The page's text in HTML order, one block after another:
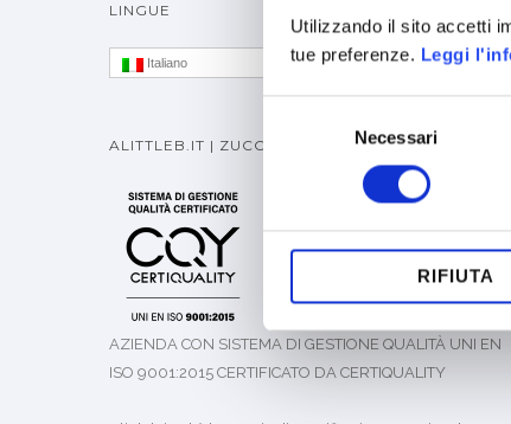
Utilizzando il sito accetti
tue preferenze. Leggi
del
Necessari
RIFIUTA
LINGUE
Italiano
ALITTLEB.IT | ZUCCHETTI GROUP
AZIENDA CON SISTEMA DI GESTIONE QUALITÀ UNI EN
ISO 9001:2015 CERTIFICATO DA CERTIQUALITY